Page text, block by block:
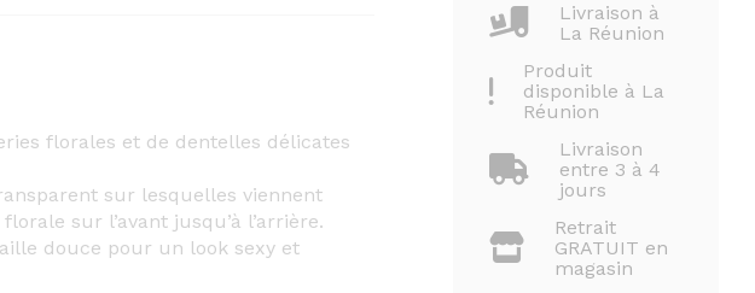
florales et de dentelles délicates
sur lesquelles viennent
sur l’avant jusqu’à l’arrière.
douce pour un look sexy et
Livraison à
La Réunion
Produit
disponible à La
Réunion
Livraison
entre 3 à 4
jours
Retrait
GRATUIT en
magasin